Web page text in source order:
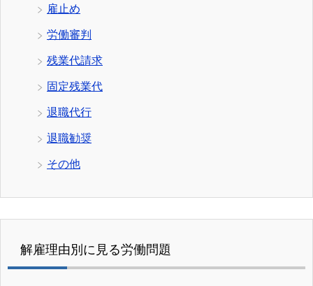
雇止め
労働審判
残業代請求
固定残業代
退職代行
退職勧奨
その他
解雇理由別に見る労働問題